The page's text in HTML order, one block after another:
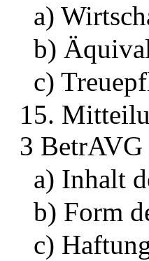
a)
b)
c)
15.
3 BetrAVG
a) Inhalt
b) Form
c)